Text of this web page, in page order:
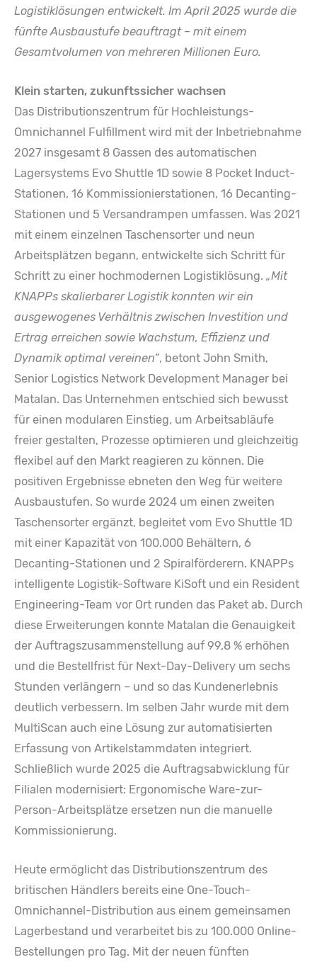
Logistiklösungen entwickelt. Im April 2025 wurde die
fünfte Ausbaustufe beauftragt – mit einem
Gesamtvolumen von mehreren Millionen Euro.
Klein starten, zukunftssicher wachsen
Das Distributionszentrum für Hochleistungs-
Omnichannel Fulfillment wird mit der Inbetriebnahme
2027 insgesamt 8 Gassen des automatischen
Lagersystems Evo Shuttle 1D sowie 8 Pocket Induct-
Stationen, 16 Kommissionierstationen, 16 Decanting-
Stationen und 5 Versandrampen umfassen. Was 2021
mit einem einzelnen Taschensorter und neun
Arbeitsplätzen begann, entwickelte sich Schritt für
Schritt zu einer hochmodernen Logistiklösung. „Mit
KNAPPs skalierbarer Logistik konnten wir ein
ausgewogenes Verhältnis zwischen Investition und
Ertrag erreichen sowie Wachstum, Effizienz und
Dynamik optimal vereinen“, betont John Smith,
Senior Logistics Network Development Manager bei
Matalan. Das Unternehmen entschied sich bewusst
für einen modularen Einstieg, um Arbeitsabläufe
freier gestalten, Prozesse optimieren und gleichzeitig
flexibel auf den Markt reagieren zu können. Die
positiven Ergebnisse ebneten den Weg für weitere
Ausbaustufen. So wurde 2024 um einen zweiten
Taschensorter ergänzt, begleitet vom Evo Shuttle 1D
mit einer Kapazität von 100.000 Behältern, 6
Decanting-Stationen und 2 Spiralförderern. KNAPPs
intelligente Logistik-Software KiSoft und ein Resident
Engineering-Team vor Ort runden das Paket ab. Durch
diese Erweiterungen konnte Matalan die Genauigkeit
der Auftragszusammenstellung auf 99,8 % erhöhen
und die Bestellfrist für Next-Day-Delivery um sechs
Stunden verlängern – und so das Kundenerlebnis
deutlich verbessern. Im selben Jahr wurde mit dem
MultiScan auch eine Lösung zur automatisierten
Erfassung von Artikelstammdaten integriert.
Schließlich wurde 2025 die Auftragsabwicklung für
Filialen modernisiert: Ergonomische Ware-zur-
Person-Arbeitsplätze ersetzen nun die manuelle
Kommissionierung.
Heute ermöglicht das Distributionszentrum des
britischen Händlers bereits eine One-Touch-
Omnichannel-Distribution aus einem gemeinsamen
Lagerbestand und verarbeitet bis zu 100.000 Online-
Bestellungen pro Tag. Mit der neuen fünften